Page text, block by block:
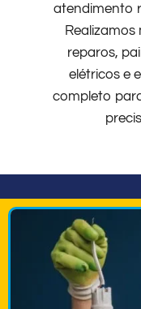
atendimento
reparos,
elétricos e
completo